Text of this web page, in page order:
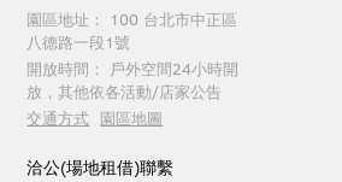
園區地址：
100 台北市中正區
八德路一段1號
開放時間：
戶外空間24小時開
放，其他依各活動/店家公告
交通方式 園區地圖
洽公(場地租借)聯繫